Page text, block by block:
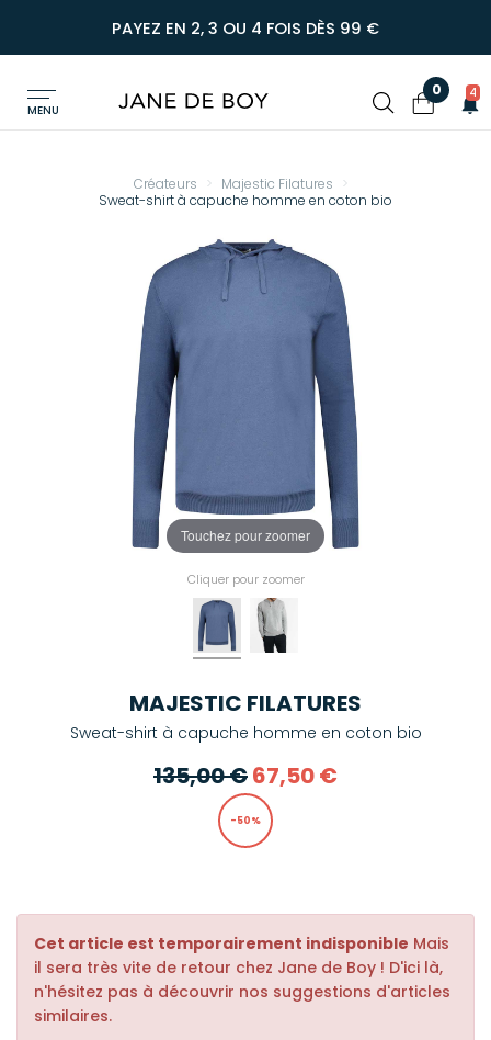
PAYEZ EN 2, 3 OU 4 FOIS DÈS 99 €
MENU
0 4
Créateurs
Majestic Filatures
Sweat-shirt à capuche homme en coton bio
Touchez pour zoomer
Cliquer pour zoomer
MAJESTIC FILATURES
Sweat-shirt à capuche homme en coton bio
135,00 €67,50 €
-50%
Cet article est temporairement indisponible Mais
il sera très vite de retour chez Jane de Boy ! D'ici là,
n'hésitez pas à découvrir nos suggestions d'articles
similaires.